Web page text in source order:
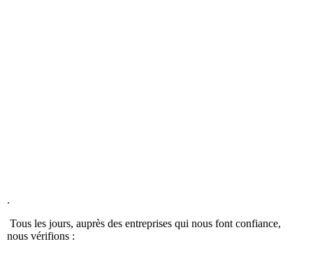
.
Tous les jours, auprès des entreprises qui nous font confiance,
nous vérifions :